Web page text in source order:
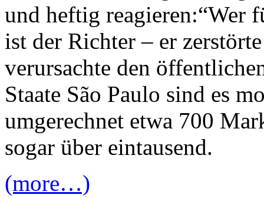
und heftig reagieren:“Wer
ist der Richter – er
verursachte den
Staate São Paulo sind es
umgerechnet etwa 700
sogar über eintausend.
(more…)